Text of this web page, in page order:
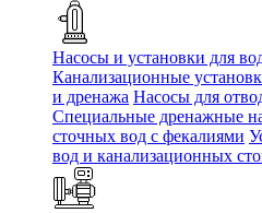
Насосы и установки для
Канализационные
и дренажа Насосы для
Специальные дренажные
сточных вод c фекалиями
вод и канализационных